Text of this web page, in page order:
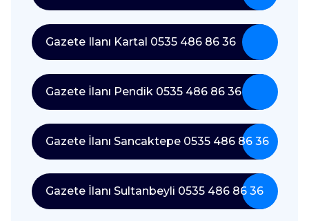
Gazete Ilanı Kartal 0535 486 86 36
Gazete İlanı Pendik 0535 486 86 36
Gazete İlanı Sancaktepe 0535 486 86 36
Gazete İlanı Sultanbeyli 0535 486 86 36